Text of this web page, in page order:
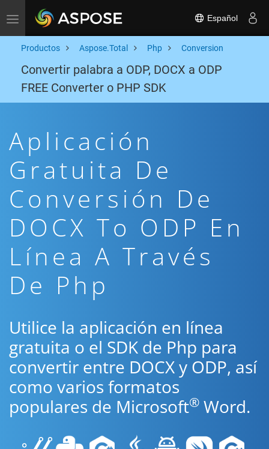
Toggle navigation Español
Productos Aspose.Total Php Conversion
Convertir palabra a ODP, DOCX a ODP
FREE Converter o PHP SDK
Aplicación
Gratuita De
Conversión De
DOCX To ODP En
Línea A Través
De Php
Utilice la aplicación en línea
gratuita o el SDK de Php para
convertir entre DOCX y ODP, así
como varios formatos
populares de Microsoft® Word.